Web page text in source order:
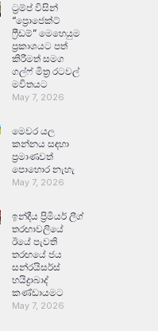
ට්‍රම්ප් විසින්
“ප්‍රොජෙක්ට්
ෆ්‍රීඩම්” මෙහෙයුම
ප්‍රකාශයට පත්
කිරීමත් සමග
ගල්ෆ් මිත්‍ර රටවල්
මවිතයට
May 7, 2026
මෙවර යල
කන්නය සඳහා
ප්‍රමාණවත්
පොහොර නැහැ
May 7, 2026
ඉන්දීය ප්‍රිමියර් ලීග්
තරඟාවලියේ
ඊයේ පැවති
තරඟයේ ජය
සන්රයිසර්ස්
හයිද්‍රාබාද්
කණ්ඩායමට
May 7, 2026